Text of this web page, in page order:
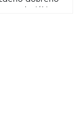
- materiál je